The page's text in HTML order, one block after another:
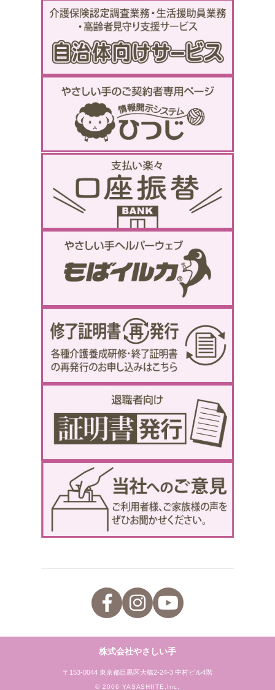
株式会社やさしい手
〒153-0044 東京都目黒区大橋2-24-3 中村ビル4階
© 2006 YASASHIITE,Inc.